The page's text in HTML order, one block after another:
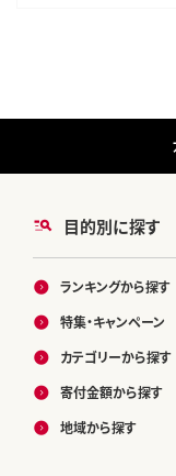
目的別に探す
ランキングから探す
特集・キャンペーン
カテゴリーから探す
寄付金額から探す
地域から探す